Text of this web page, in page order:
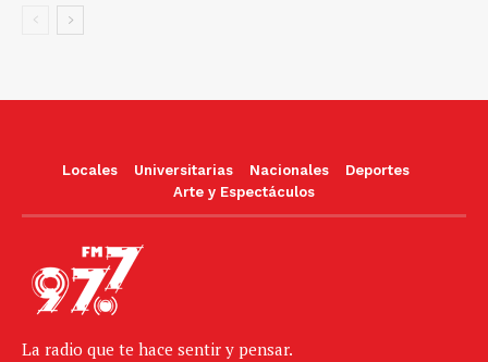
Locales Universitarias Nacionales
Deportes
Arte y Espectáculos
La radio que te hace sentir y pensar.